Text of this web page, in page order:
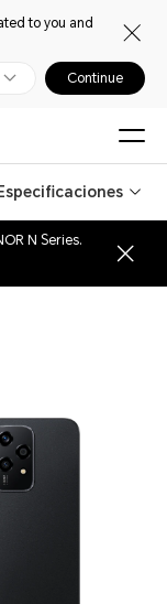
to you and
Continue
N Series.